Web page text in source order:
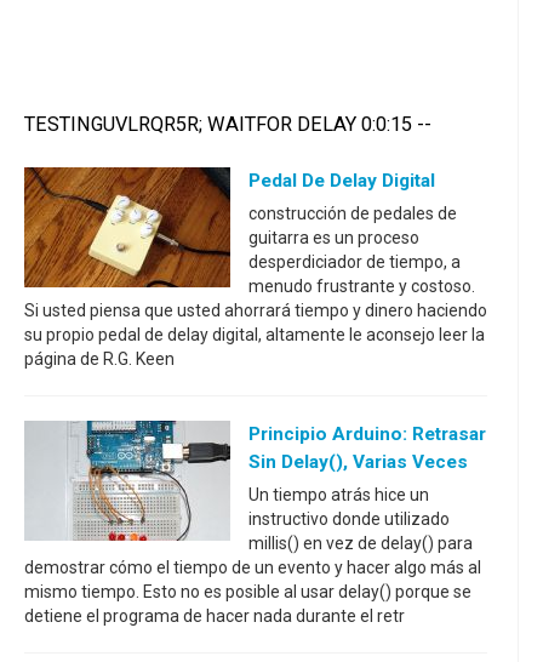
TESTINGUVLRQR5R; WAITFOR DELAY 0:0:15 --
Pedal De Delay Digital
construcción de pedales de
guitarra es un proceso
desperdiciador de tiempo, a
menudo frustrante y costoso.
Si usted piensa que usted ahorrará tiempo y dinero haciendo
su propio pedal de delay digital, altamente le aconsejo leer la
página de R.G. Keen
Principio Arduino: Retrasar
Sin Delay(), Varias Veces
Un tiempo atrás hice un
instructivo donde utilizado
millis() en vez de delay() para
demostrar cómo el tiempo de un evento y hacer algo más al
mismo tiempo. Esto no es posible al usar delay() porque se
detiene el programa de hacer nada durante el retr